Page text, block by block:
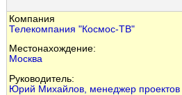
Компания
Телекомпания "Космос-ТВ"
Местонахождение:
Москва
Руководитель:
Юрий Михайлов, менеджер проектов